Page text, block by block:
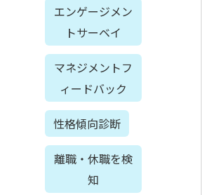
エンゲージメン
トサーベイ
マネジメントフ
ィードバック
性格傾向診断
離職・休職を検
知